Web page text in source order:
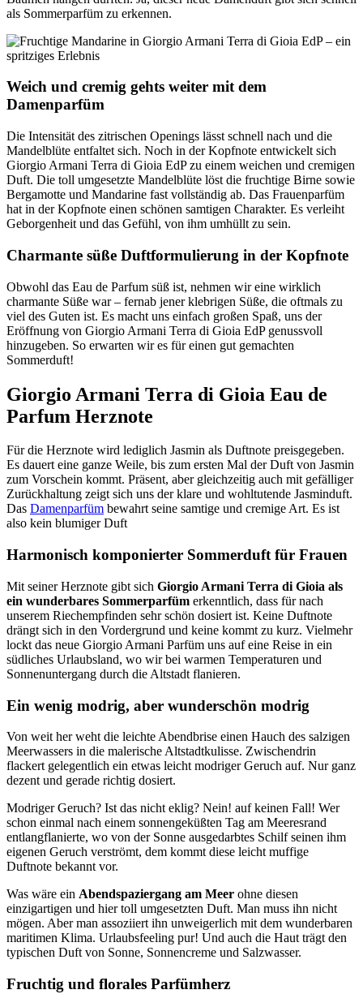
als Sommerparfüm zu erkennen.
Weich und cremig gehts weiter mit dem
Damenparfüm
Die Intensität des zitrischen Openings lässt schnell nach und die
Mandelblüte entfaltet sich. Noch in der Kopfnote entwickelt sich
Giorgio Armani Terra di Gioia EdP zu einem weichen und cremigen
Duft. Die toll umgesetzte Mandelblüte löst die fruchtige Birne sowie
Bergamotte und Mandarine fast vollständig ab. Das Frauenparfüm
hat in der Kopfnote einen schönen samtigen Charakter. Es verleiht
Geborgenheit und das Gefühl, von ihm umhüllt zu sein.
Charmante süße Duftformulierung in der Kopfnote
Obwohl das Eau de Parfum süß ist, nehmen wir eine wirklich
charmante Süße war – fernab jener klebrigen Süße, die oftmals zu
viel des Guten ist. Es macht uns einfach großen Spaß, uns der
Eröffnung von Giorgio Armani Terra di Gioia EdP genussvoll
hinzugeben. So erwarten wir es für einen gut gemachten
Sommerduft!
Giorgio Armani Terra di Gioia Eau de
Parfum Herznote
Für die Herznote wird lediglich Jasmin als Duftnote preisgegeben.
Es dauert eine ganze Weile, bis zum ersten Mal der Duft von Jasmin
zum Vorschein kommt. Präsent, aber gleichzeitig auch mit gefälliger
Zurückhaltung zeigt sich uns der klare und wohltutende Jasminduft.
Das Damenparfüm bewahrt seine samtige und cremige Art. Es ist
also kein blumiger Duft
Harmonisch komponierter Sommerduft für Frauen
Mit seiner Herznote gibt sich Giorgio Armani Terra di Gioia als
ein wunderbares Sommerparfüm erkenntlich, dass für nach
unserem Riechempfinden sehr schön dosiert ist. Keine Duftnote
drängt sich in den Vordergrund und keine kommt zu kurz. Vielmehr
lockt das neue Giorgio Armani Parfüm uns auf eine Reise in ein
südliches Urlaubsland, wo wir bei warmen Temperaturen und
Sonnenuntergang durch die Altstadt flanieren.
Ein wenig modrig, aber wunderschön modrig
Von weit her weht die leichte Abendbrise einen Hauch des salzigen
Meerwassers in die malerische Altstadtkulisse. Zwischendrin
flackert gelegentlich ein etwas leicht modriger Geruch auf. Nur ganz
dezent und gerade richtig dosiert.
Modriger Geruch? Ist das nicht eklig? Nein! auf keinen Fall! Wer
schon einmal nach einem sonnengeküßten Tag am Meeresrand
entlangflanierte, wo von der Sonne ausgedarbtes Schilf seinen ihm
eigenen Geruch verströmt, dem kommt diese leicht muffige
Duftnote bekannt vor.
Was wäre ein Abendspaziergang am Meer ohne diesen
einzigartigen und hier toll umgesetzten Duft. Man muss ihn nicht
mögen. Aber man assoziiert ihn unweigerlich mit dem wunderbaren
maritimen Klima. Urlaubsfeeling pur! Und auch die Haut trägt den
typischen Duft von Sonne, Sonnencreme und Salzwasser.
Fruchtig und florales Parfümherz